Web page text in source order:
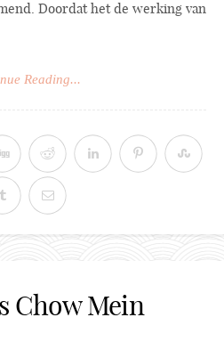
Doordat het de werking van
Reading...
Chow Mein